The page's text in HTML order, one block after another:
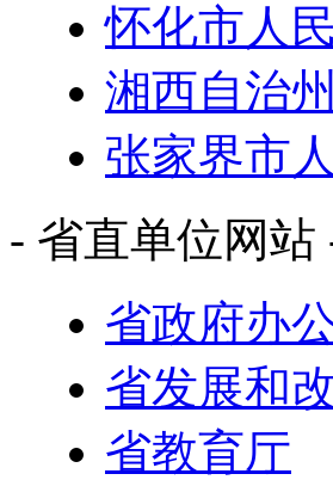
怀化市人
湘西自治
张家界市
- 省直单位网站
省政府办
省发展和
省教育厅